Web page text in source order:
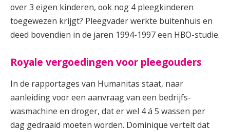
over 3 eigen kinderen, ook nog 4 pleegkinderen
toegewezen krijgt? Pleegvader werkte buitenhuis en
deed bovendien in de jaren 1994-1997 een HBO-studie.
Royale vergoedingen voor pleegouders
In de rapportages van Humanitas staat, naar
aanleiding voor een aanvraag van een bedrijfs-
wasmachine en droger, dat er wel 4 á 5 wassen per
dag gedraaid moeten worden. Dominique vertelt dat